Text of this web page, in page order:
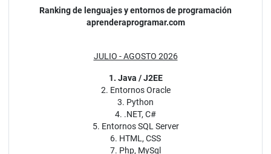
Ranking de lenguajes y entornos de programación
aprenderaprogramar.com
JULIO - AGOSTO 2026
1. Java / J2EE
2. Entornos Oracle
3. Python
4. .NET, C#
5. Entornos SQL Server
6. HTML, CSS
7. Php, MySql